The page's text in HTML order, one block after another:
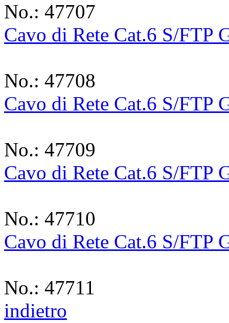
No.: 47707
Cavo di Rete Cat.6 S/FTP
No.: 47708
Cavo di Rete Cat.6 S/FTP
No.: 47709
Cavo di Rete Cat.6 S/FTP
No.: 47710
Cavo di Rete Cat.6 S/FTP
No.: 47711
indietro